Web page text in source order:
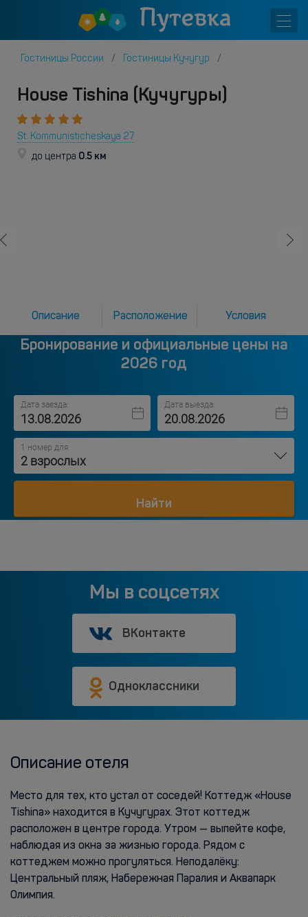
Гостиницы России Гостиницы Кучугур
House Tishina (Кучугуры)
St. Kommunisticheskaya 27
до центра 0.5 км
Описание Расположение Условия
Бронирование и официальные цены на
2026 год
Дата заезда: Дата выезда:
1 номер для
2 взрослых
Найти
Мы в соцсетях
ВКонтакте
Одноклассники
Описание отеля
Место для тех, кто устал от соседей! Коттедж «House
Tishina» находится в Кучугурах. Этот коттедж
расположен в центре города. Утром — выпейте кофе,
наблюдая из окна за жизнью города. Рядом с
коттеджем можно прогуляться. Неподалёку:
Центральный пляж, Набережная Паралия и Аквапарк
Олимпия.